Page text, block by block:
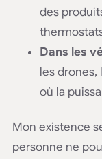
des
Dans les
les drones,
où la
Mon existence
personne ne